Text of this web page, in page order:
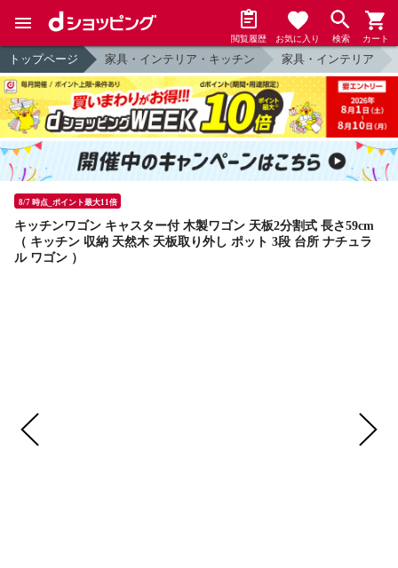
閲覧履歴 お気に入り 検索 カート
トップページ 家具・インテリア・キッチン 家具・インテリア
8/7 時点_ポイント最大11倍
キッチンワゴン キャスター付 木製ワゴン 天板2分割式 長さ59cm
（ キッチン 収納 天然木 天板取り外し ポット 3段 台所 ナチュラ
ル ワゴン ）